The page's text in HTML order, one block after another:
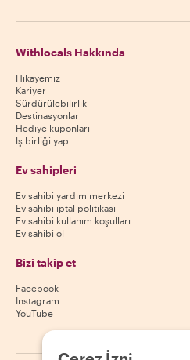
Withlocals Hakkında
Hikayemiz
Kariyer
Sürdürülebilirlik
Destinasyonlar
Hediye kuponları
İş birliği yap
Ev sahipleri
Ev sahibi yardım merkezi
Ev sahibi iptal politikası
Ev sahibi kullanım koşulları
Ev sahibi ol
Bizi takip et
Facebook
Instagram
YouTube